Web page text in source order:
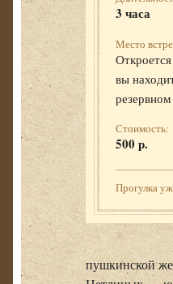
3 часа
Место
вы
Стоимость:
500 р.
Прогулка
пушкинской